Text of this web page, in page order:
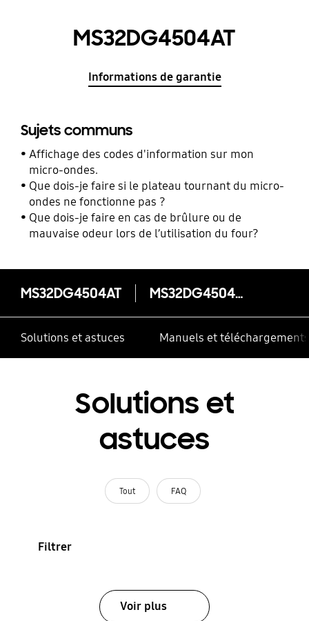
MS32DG4504AT
Informations de garantie
Sujets communs
Affichage des codes d'information sur mon
micro-ondes.
Que dois-je faire si le plateau tournant du micro-
ondes ne fonctionne pas ?
Que dois-je faire en cas de brûlure ou de
mauvaise odeur lors de l’utilisation du four?
MS32DG4504AT MS32DG4504AT
Solutions et astuces Manuels et téléchargements
Solutions et
astuces
Tout FAQ
Filtrer
Voir plus